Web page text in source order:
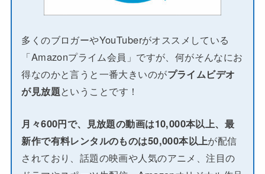
多くのブロガーやYouTuberがオススメしている
「Amazonプライム会員」ですが、何がそんなにお
得なのかと言うと一番大きいのがプライムビデオ
が見放題ということです！
月々600円で、見放題の動画は10,000本以上、最
新作で有料レンタルのものは50,000本以上が配信
されており、話題の映画や人気のアニメ、注目の